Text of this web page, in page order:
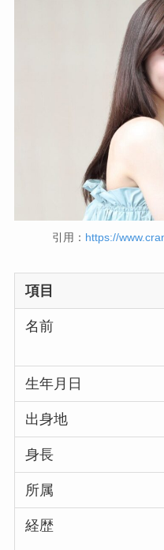
引用： https://
項目
名前
生年月日
出身地
身長
所属
経歴